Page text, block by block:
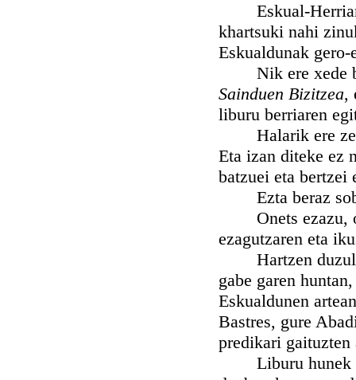
Eskual-Herrian
khartsuki nahi
Eskualdunak
Nik ere xede
Sainduen Bizitzea,
liburu berriaren
Halarik ere
Eta izan diteke ez
batzuei eta bertzei
Ezta beraz
Onets ezazu,
ezagutzaren eta
Hartzen
gabe garen
Eskualdunen
Bastres, gure
predikari
Liburu hunek